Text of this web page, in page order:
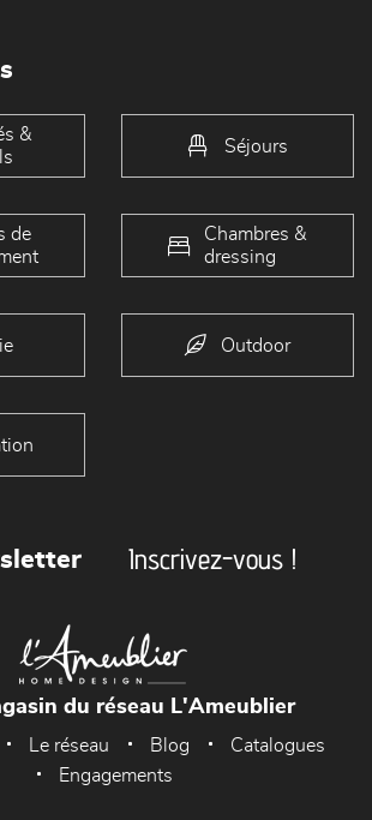
&
Séjours
de
Chambres &
dressing
Outdoor
Inscrivez-vous !
du réseau L'Ameublier
Le réseau Blog
Catalogues
Engagements